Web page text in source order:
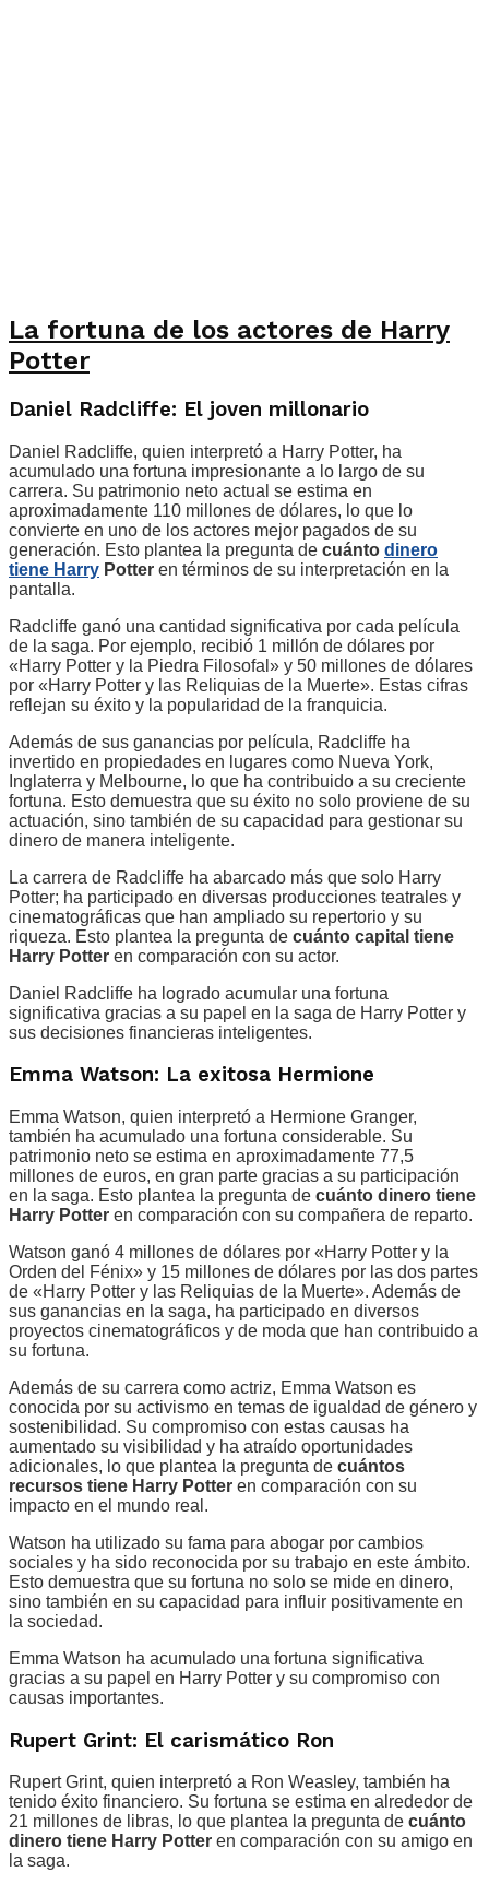
La fortuna de los actores de Harry
Potter
Daniel Radcliffe: El joven millonario
Daniel Radcliffe, quien interpretó a Harry Potter, ha
acumulado una fortuna impresionante a lo largo de su
carrera. Su patrimonio neto actual se estima en
aproximadamente 110 millones de dólares, lo que lo
convierte en uno de los actores mejor pagados de su
generación. Esto plantea la pregunta de cuánto dinero
tiene Harry Potter en términos de su interpretación en la
pantalla.
Radcliffe ganó una cantidad significativa por cada película
de la saga. Por ejemplo, recibió 1 millón de dólares por
«Harry Potter y la Piedra Filosofal» y 50 millones de dólares
por «Harry Potter y las Reliquias de la Muerte». Estas cifras
reflejan su éxito y la popularidad de la franquicia.
Además de sus ganancias por película, Radcliffe ha
invertido en propiedades en lugares como Nueva York,
Inglaterra y Melbourne, lo que ha contribuido a su creciente
fortuna. Esto demuestra que su éxito no solo proviene de su
actuación, sino también de su capacidad para gestionar su
dinero de manera inteligente.
La carrera de Radcliffe ha abarcado más que solo Harry
Potter; ha participado en diversas producciones teatrales y
cinematográficas que han ampliado su repertorio y su
riqueza. Esto plantea la pregunta de cuánto capital tiene
Harry Potter en comparación con su actor.
Daniel Radcliffe ha logrado acumular una fortuna
significativa gracias a su papel en la saga de Harry Potter y
sus decisiones financieras inteligentes.
Emma Watson: La exitosa Hermione
Emma Watson, quien interpretó a Hermione Granger,
también ha acumulado una fortuna considerable. Su
patrimonio neto se estima en aproximadamente 77,5
millones de euros, en gran parte gracias a su participación
en la saga. Esto plantea la pregunta de cuánto dinero tiene
Harry Potter en comparación con su compañera de reparto.
Watson ganó 4 millones de dólares por «Harry Potter y la
Orden del Fénix» y 15 millones de dólares por las dos partes
de «Harry Potter y las Reliquias de la Muerte». Además de
sus ganancias en la saga, ha participado en diversos
proyectos cinematográficos y de moda que han contribuido a
su fortuna.
Además de su carrera como actriz, Emma Watson es
conocida por su activismo en temas de igualdad de género y
sostenibilidad. Su compromiso con estas causas ha
aumentado su visibilidad y ha atraído oportunidades
adicionales, lo que plantea la pregunta de cuántos
recursos tiene Harry Potter en comparación con su
impacto en el mundo real.
Watson ha utilizado su fama para abogar por cambios
sociales y ha sido reconocida por su trabajo en este ámbito.
Esto demuestra que su fortuna no solo se mide en dinero,
sino también en su capacidad para influir positivamente en
la sociedad.
Emma Watson ha acumulado una fortuna significativa
gracias a su papel en Harry Potter y su compromiso con
causas importantes.
Rupert Grint: El carismático Ron
Rupert Grint, quien interpretó a Ron Weasley, también ha
tenido éxito financiero. Su fortuna se estima en alrededor de
21 millones de libras, lo que plantea la pregunta de cuánto
dinero tiene Harry Potter en comparación con su amigo en
la saga.